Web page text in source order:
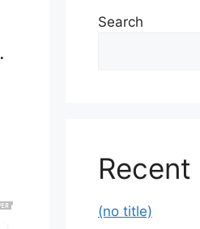
Search
(no title)